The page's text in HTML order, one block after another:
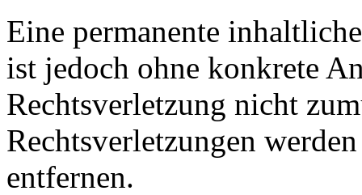
Eine permanente
ist jedoch ohne konkrete
Rechtsverletzung nicht
Rechtsverletzungen
entfernen.